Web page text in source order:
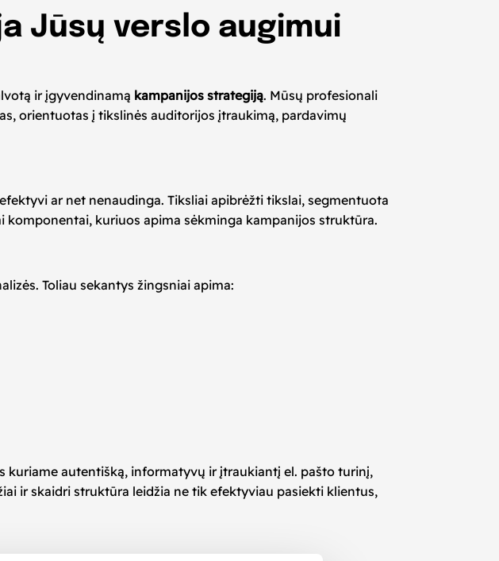
Jūsų verslo augimui
ir įgyvendinamą kampanijos strategiją. Mūsų profesionali
orientuotas į tikslinės auditorijos įtraukimą, pardavimų
ar net nenaudinga. Tiksliai apibrėžti tikslai, segmentuota
kuriuos apima sėkminga kampanijos struktūra.
Toliau sekantys žingsniai apima:
kuriame autentišką, informatyvų ir įtraukiantį el. pašto turinį,
ir skaidri struktūra leidžia ne tik efektyviau pasiekti klientus,